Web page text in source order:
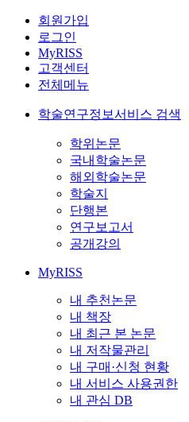
회원가입
로그인
MyRISS
고객센터
전체메뉴
학술연구정보서비스 검색
학위논문
국내학술논문
해외학술논문
학술지
단행본
연구보고서
공개강의
MyRISS
내 추천논문
내 책장
내 최근 본 논문
내 저작물관리
내 구매·신청 현황
내 서비스 사용권한
내 관심 DB